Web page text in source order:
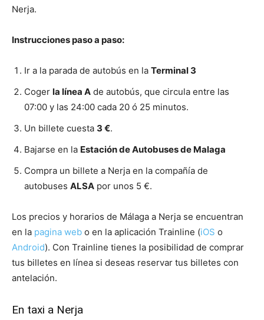
Nerja.
Instrucciones paso a paso:
Ir a la parada de autobús en la Terminal 3
Coger la línea A de autobús, que circula entre las
07:00 y las 24:00 cada 20 ó 25 minutos.
Un billete cuesta 3 €.
Bajarse en la Estación de Autobuses de Malaga
Compra un billete a Nerja en la compañía de
autobuses ALSA por unos 5 €.
Los precios y horarios de Málaga a Nerja se encuentran
en la pagina web o en la aplicación Trainline (iOS o
Android). Con Trainline tienes la posibilidad de comprar
tus billetes en línea si deseas reservar tus billetes con
antelación.
En taxi a Nerja